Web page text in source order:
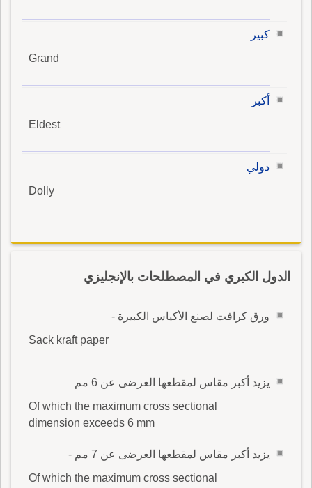
كبير
Grand
أكبر
Eldest
دولي
Dolly
الدول الكبري في المصطلحات بالإنجليزي
ورق كرافت لصنع الأكياس الكبيرة -
Sack kraft paper
يزيد أكبر مقاس لمقطعها العرضى عن 6 مم
Of which the maximum cross sectional
dimension exceeds 6 mm
يزيد أكبر مقاس لمقطعها العرضى عن 7 مم -
Of which the maximum cross sectional